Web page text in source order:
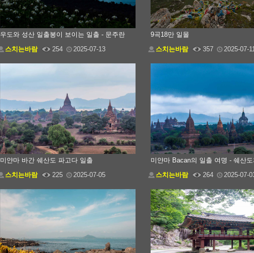
우도와 성산 일출봉이 보이는 일출 - 문주란
스치는바람
254 2025-07-13
9곡18만 일몰
스치는바람
357 2025-07-11
미얀마 바간 쉐산도 파고다 일출
스치는바람
225 2025-07-05
미얀마 Bacan의 일출 여명 - 쉐산도
스치는바람
264 2025-07-